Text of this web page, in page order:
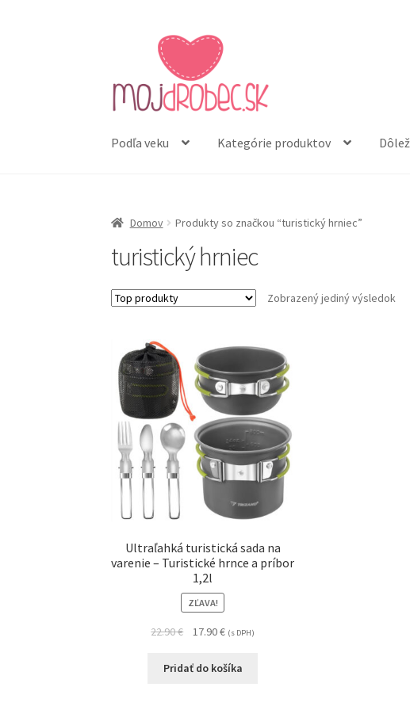
Preskočiť
navigáciu
Preskočiť
obsah
Podľa veku Kategórie produktov
Domov Produkty so značkou “turistický hrniec”
turistický hrniec
Zobrazený jediný výsledok
Ultraľahká turistická sada na
varenie – Turistické hrnce a príbor
1,2l
ZĽAVA!
22.90€ 17.90€ (s DPH)
Pridať do košíka